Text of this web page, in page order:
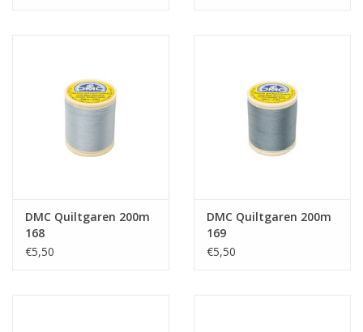
DMC Quiltgaren 200m
168
€5,50
DMC Quiltgaren 200m
169
€5,50